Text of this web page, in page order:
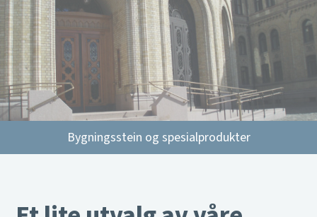
Bygningsstein og spesialprodukter